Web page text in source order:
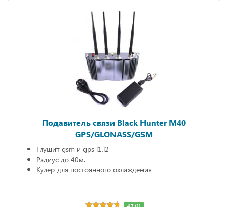
Подавитель связи Black Hunter M40
GPS/GLONASS/GSM
Глушит gsm и gps l1,l2
Радиус до 40м.
Кулер для постоянного охлаждения